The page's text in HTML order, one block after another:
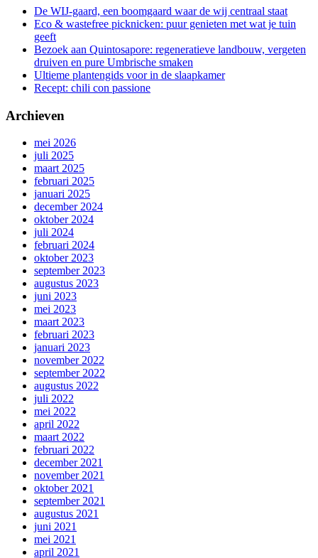
De WIJ-gaard, een boomgaard waar de wij centraal staat
Eco & wastefree picknicken: puur genieten met wat je tuin
geeft
Bezoek aan Quintosapore: regeneratieve landbouw, vergeten
druiven en pure Umbrische smaken
Ultieme plantengids voor in de slaapkamer
Recept: chili con passione
Archieven
mei 2026
juli 2025
maart 2025
februari 2025
januari 2025
december 2024
oktober 2024
juli 2024
februari 2024
oktober 2023
september 2023
augustus 2023
juni 2023
mei 2023
maart 2023
februari 2023
januari 2023
november 2022
september 2022
augustus 2022
juli 2022
mei 2022
april 2022
maart 2022
februari 2022
december 2021
november 2021
oktober 2021
september 2021
augustus 2021
juni 2021
mei 2021
april 2021